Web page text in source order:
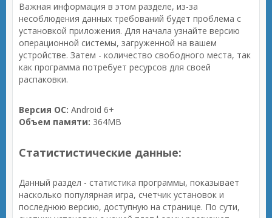
Важная информация в этом разделе, из-за
несоблюдения данных требований будет проблема с
установкой приложения. Для начала узнайте версию
операционной системы, загруженной на вашем
устройстве. Затем - количество свободного места, так
как программа потребует ресурсов для своей
распаковки.
Версия ОС: Android 6+
Объем памяти: 364MB
Статистистические данные:
Данный раздел - статистика программы, показывает
насколько популярная игра, счетчик установок и
последнюю версию, доступную на странице. По сути,